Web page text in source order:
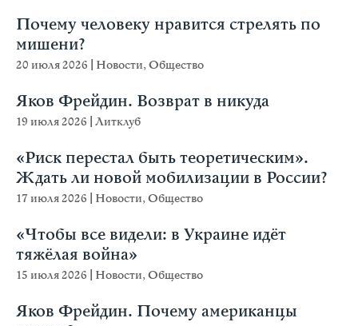
Почему человеку нравится стрелять по
мишени?
20 июля 2026 Новости,Общество
Яков Фрейдин. Возврат в никуда
19 июля 2026 Литклуб
«Риск перестал быть теоретическим».
Ждать ли новой мобилизации в России?
17 июля 2026 Новости,Общество
«Чтобы все видели: в Украине идёт
тяжёлая война»
15 июля 2026 Новости,Общество
Яков Фрейдин. Почему американцы